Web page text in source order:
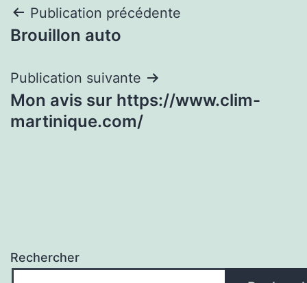
Navigation
de
l’article
Publication précédente
Brouillon auto
Publication suivante
Mon avis sur https://www.clim-
martinique.com/
Rechercher